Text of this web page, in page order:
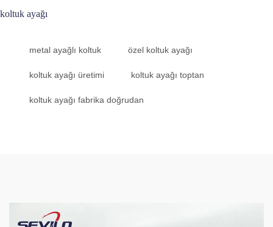
koltuk ayağı
metal ayağlı koltuk özel koltuk ayağı
koltuk ayağı üretimi koltuk ayağı toptan
koltuk ayağı fabrika doğrudan